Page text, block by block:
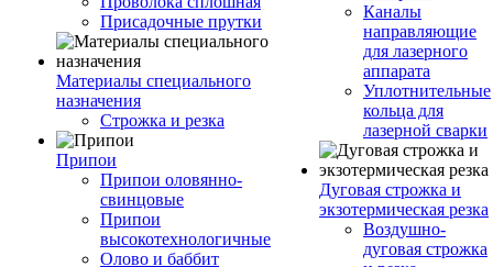
Присадочные прутки
Материалы специального
назначения
Строжка и резка
Припои
Припои оловянно-
свинцовые
Припои
высокотехнологичные
Олово и баббит
Каналы
направляющие
для лазерного
аппарата
Уплотнительные
кольца для
лазерной сварки
Дуговая строжка и
экзотермическая резка
Воздушно-
дуговая строжка